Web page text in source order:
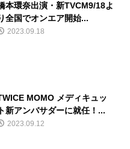
本環奈出演・新TVCM9/18よ
全国でオンエア開始...
2023.09.18
MOMO メディキュッ
ト新アンバサダーに就任！...
2023.09.12